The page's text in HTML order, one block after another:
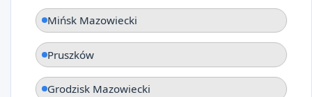
Mińsk Mazowiecki
Pruszków
Grodzisk Mazowiecki